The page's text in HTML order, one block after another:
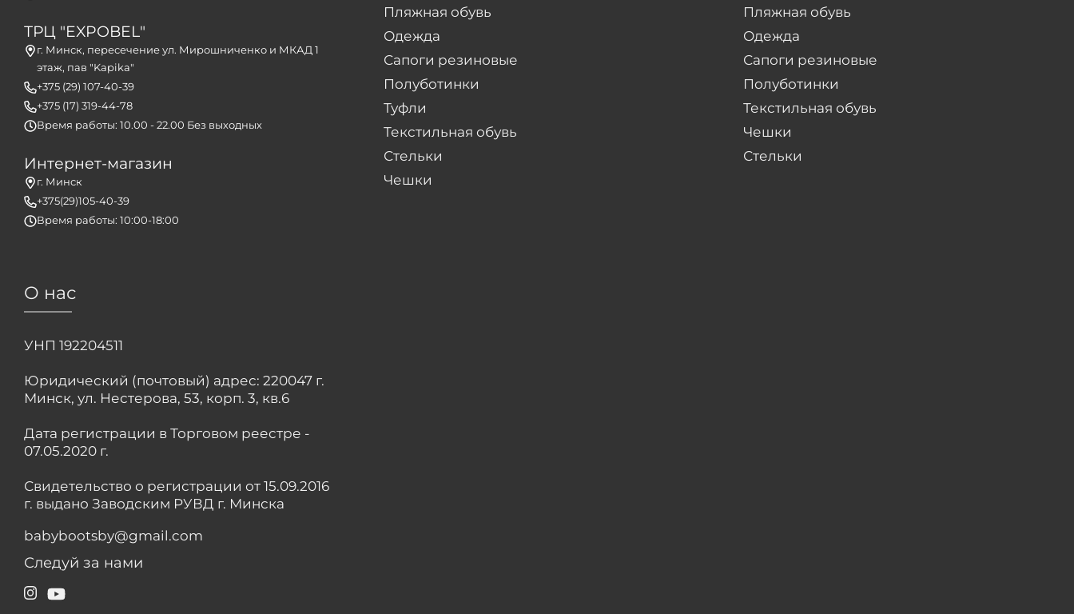
ТРЦ "EXPOBEL"
г. Минск, пересечение ул. Мирошниченко и МКАД 1
этаж, пав "Kapika"
+375 (29) 107-40-39
+375 (17) 319-44-78
Время работы: 10.00 - 22.00 Без выходных
Интернет-магазин
г. Минск
+375(29)105-40-39
Время работы: 10:00-18:00
Пляжная обувь
Одежда
Сапоги резиновые
Полуботинки
Туфли
Текстильная обувь
Стельки
Чешки
Пляжная обувь
Одежда
Сапоги резиновые
Полуботинки
Текстильная обувь
Чешки
Стельки
О нас
УНП 192204511
Юридический (почтовый) адрес: 220047 г.
Минск, ул. Нестерова, 53, корп. 3, кв.6
Дата регистрации в Торговом реестре -
07.05.2020 г.
Свидетельство о регистрации от 15.09.2016
г. выдано Заводским РУВД г. Минска
babybootsby@gmail.com
Следуй за нами
Instagram
YouTube